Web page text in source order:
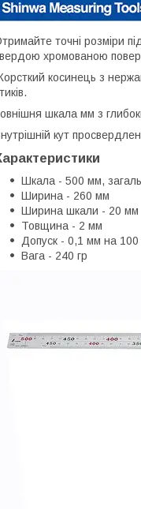
точні розміри
хромованою
косинець з
шкала мм з
кут
Шкала - 500 мм,
Ширина - 260 мм
Ширина шкали - 20 мм
Товщина - 2 мм
Допуск - 0,1 мм на
Вага - 240 гр